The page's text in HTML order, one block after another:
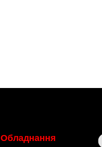
Обладнання